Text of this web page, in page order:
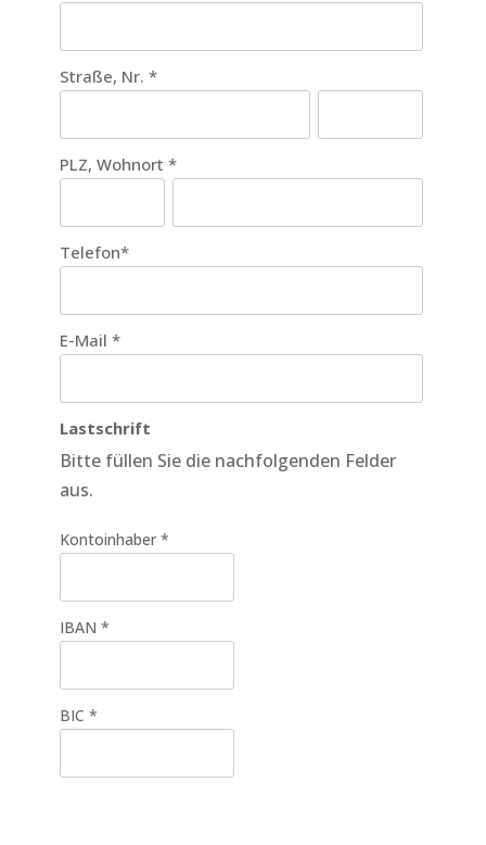
Straße, Nr. *
PLZ, Wohnort *
Telefon*
E-Mail *
Lastschrift
Bitte füllen Sie die nachfolgenden Felder
aus.
Kontoinhaber *
IBAN *
BIC *